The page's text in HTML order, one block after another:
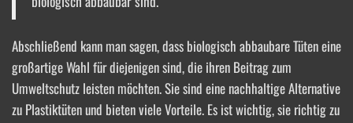
Abschließend kann man sagen, dass biologisch abbaubare Tüten eine
großartige Wahl für diejenigen sind, die ihren Beitrag zum
Umweltschutz leisten möchten. Sie sind eine nachhaltige Alternative
zu Plastiktüten und bieten viele Vorteile. Es ist wichtig, sie richtig zu